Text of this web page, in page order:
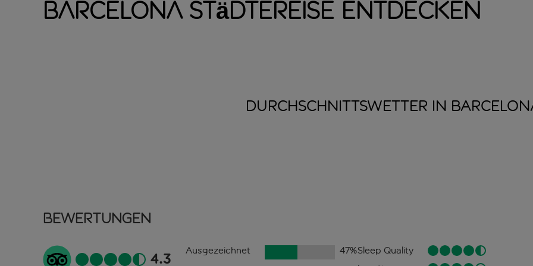
Barcelona Städtereise entdecken
DURCHSCHNITTSWETTER IN
Bewertungen
4.3 Ausgezeichnet 47%Sleep Quality